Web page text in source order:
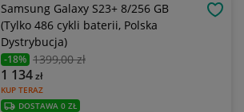
Samsung Galaxy S23+ 8/256 GB
(Tylko 486 cykli baterii, Polska
Dystrybucja)
-18% 1399,00 zł
KUP TERAZ
1 134zł
DOSTAWA 0 ZŁ